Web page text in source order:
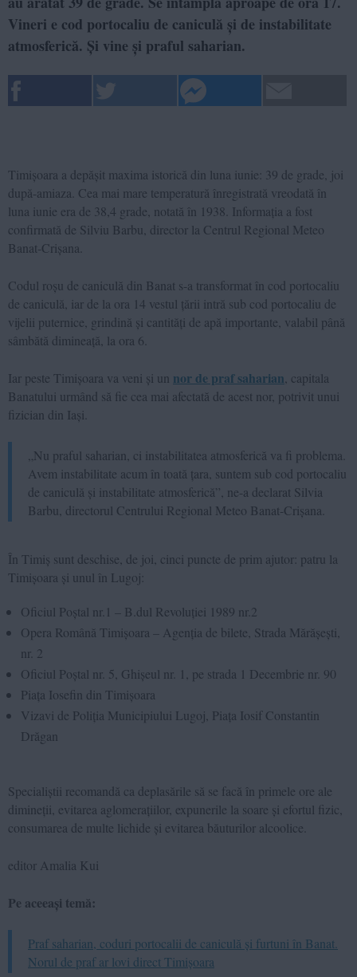
Vineri e cod portocaliu de caniculă și de instabilitate
atmosferică. Și vine și praful saharian.
Timișoara a depășit maxima istorică din luna iunie: 39 de grade, joi
după-amiaza. Cea mai mare temperatură înregistrată vreodată în
luna iunie era de 38,4 grade, notată în 1938. Informația a fost
confirmată de Silviu Barbu, director la Centrul Regional Meteo
Banat-Crișana.
Codul roșu de caniculă din Banat s-a transformat în cod portocaliu
de caniculă, iar de la ora 14 vestul țării intră sub cod portocaliu de
vijelii puternice, grindină și cantități de apă importante, valabil până
sâmbătă dimineață, la ora 6.
Iar peste Timișoara va veni și un nor de praf saharian , capitala
Banatului urmând să fie cea mai afectată de acest nor, potrivit unui
fizician din Iași.
„Nu praful saharian, ci instabilitatea atmosferică va fi problema.
Avem instabilitate acum în toată țara, suntem sub cod portocaliu
de caniculă și instabilitate atmosferică”, ne-a declarat Silvia
Barbu, directorul Centrului Regional Meteo Banat-Crișana.
În Timiș sunt deschise, de joi, cinci puncte de prim ajutor: patru la
Timișoara și unul în Lugoj:
Oficiul Poștal nr.1 – B.dul Revoluției 1989 nr.2
Opera Română Timișoara – Agenția de bilete, Strada Mărășești,
nr. 2
Oficiul Poștal nr. 5, Ghișeul nr. 1, pe strada 1 Decembrie nr. 90
Piața Iosefin din Timișoara
Vizavi de Poliția Municipiului Lugoj, Piața Iosif Constantin
Drăgan
Specialiștii recomandă ca deplasările să se facă în primele ore ale
dimineții, evitarea aglomerațiilor, expunerile la soare și efortul fizic,
consumarea de multe lichide și evitarea băuturilor alcoolice.
editor Amalia Kui
Pe aceeași temă:
Praf saharian, coduri portocalii de caniculă și furtuni în Banat.
Norul de praf ar lovi direct Timișoara